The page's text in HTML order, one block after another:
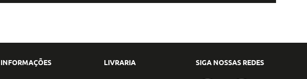
INFORMAÇÕES LIVRARIA SIGA NOSSAS REDES